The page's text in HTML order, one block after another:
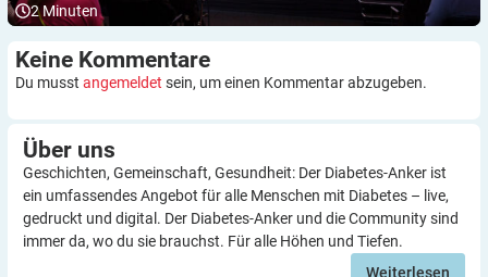
2Minuten
Keine Kommentare
Du musst angemeldet sein, um einen Kommentar abzugeben.
Über uns
Geschichten, Gemeinschaft, Gesundheit: Der Diabetes-Anker ist
ein umfassendes Angebot für alle Menschen mit Diabetes – live,
gedruckt und digital. Der Diabetes-Anker und die Community sind
immer da, wo du sie brauchst. Für alle Höhen und Tiefen.
Weiterlesen